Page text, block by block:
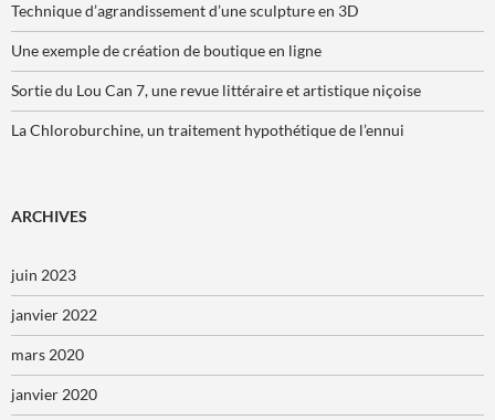
Technique d’agrandissement d’une sculpture en 3D
Une exemple de création de boutique en ligne
Sortie du Lou Can 7, une revue littéraire et artistique niçoise
La Chloroburchine, un traitement hypothétique de l’ennui
ARCHIVES
juin 2023
janvier 2022
mars 2020
janvier 2020